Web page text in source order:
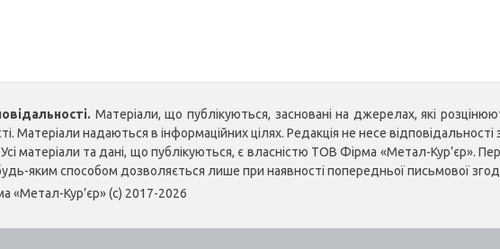
Матеріали, що публікуються, засновані на джерелах, які
Матеріали надаються в інформаційних цілях. Редакція не несе відповідальності
Усі матеріали та дані, що публікуються, є власністю ТОВ Фірма «Метал-Кур’єр».
яким способом дозволяється лише при наявності попередньої письмової
«Метал-Кур’єр» (c) 2017-2026